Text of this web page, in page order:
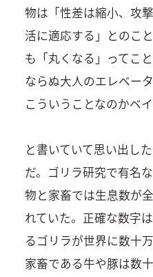
物は「性差は縮小、攻
活に適応する」とのこ
も「丸くなる」ってこ
ならぬ大人のエレベー
こういうことなのかベイ
と書いていて思い出し
だ。ゴリラ研究で有名な
物と家畜では生息数が
れていた。正確な数字
るゴリラが世界に数十
家畜である牛や豚は数